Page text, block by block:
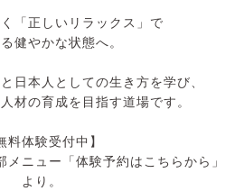
「正しいリラックス」で
健やかな状態へ。
日本人としての生き方を学び、
材の育成を目指す道場です。
料体験受付中】
ニュー「体験予約はこちらから」
より。